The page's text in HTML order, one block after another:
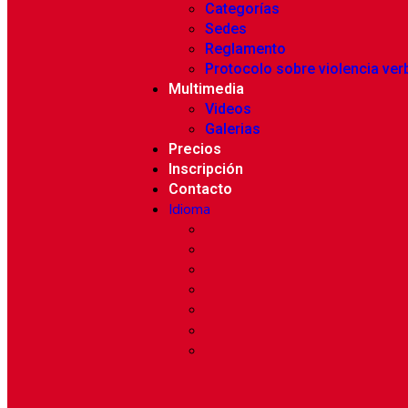
Categorías
Sedes
Reglamento
Protocolo sobre violencia
Multimedia
Videos
Galerias
Precios
Inscripción
Contacto
Idioma